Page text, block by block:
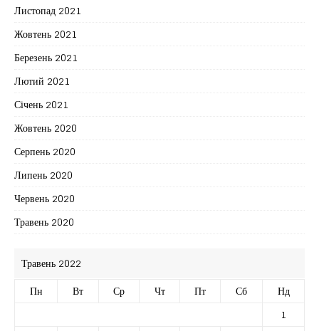
Листопад 2021
Жовтень 2021
Березень 2021
Лютий 2021
Січень 2021
Жовтень 2020
Серпень 2020
Липень 2020
Червень 2020
Травень 2020
Травень 2022
Пн
Вт Ср Чт Пт Сб
Нд
1